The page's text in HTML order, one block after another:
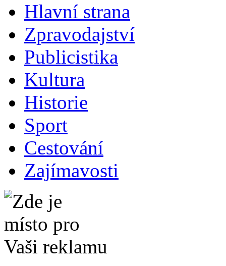
Hlavní strana
Zpravodajství
Publicistika
Kultura
Historie
Sport
Cestování
Zajímavosti